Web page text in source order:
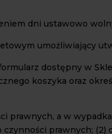
dni ustawowo
umożliwiający
dostępny w
koszyka oraz
prawnych, a w
prawnych;